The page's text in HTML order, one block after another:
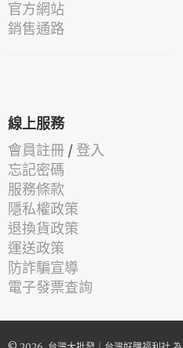
官方網站
銷售通路
線上服務
會員註冊 / 登入
忘記密碼
服務條款
隱私權政策
退換貨政策
運送政策
防詐騙宣導
電子發票查詢